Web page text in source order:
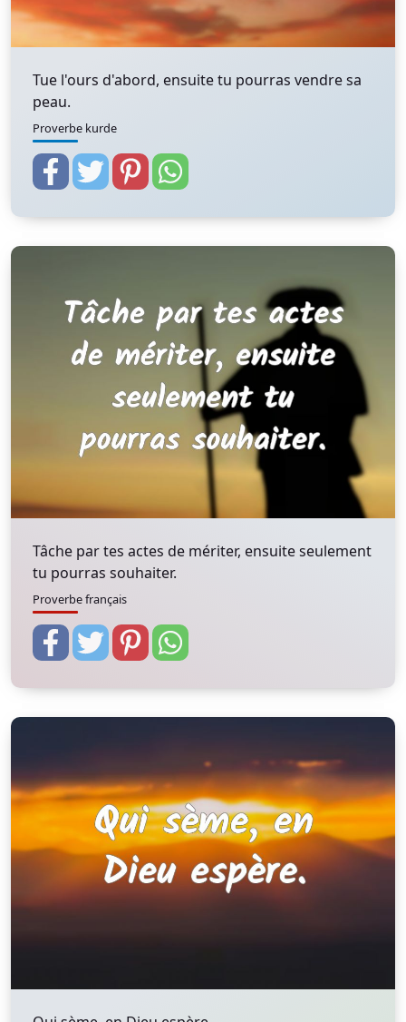
Tue l'ours d'abord, ensuite tu pourras vendre sa
peau.
Proverbe kurde
Tâche par tes actes de mériter, ensuite seulement
tu pourras souhaiter.
Proverbe français